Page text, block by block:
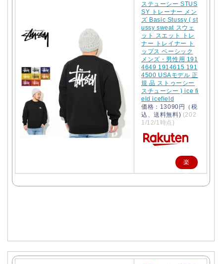
ステューシー STUS
SY トレーナー メン
ズ Basic Stussy ( st
ussy sweat スウェ
ット スエット トレ
ナー トレイナー ト
ップス ベーシック
メンズ・男性用 191
4649 1914615 191
4500 USAモデル 正
規 品 ストゥーシー
スチューシー ) ice fi
eld icefield
価格：13090円（税
込、送料無料) (202
1/12/1時点)
楽
天